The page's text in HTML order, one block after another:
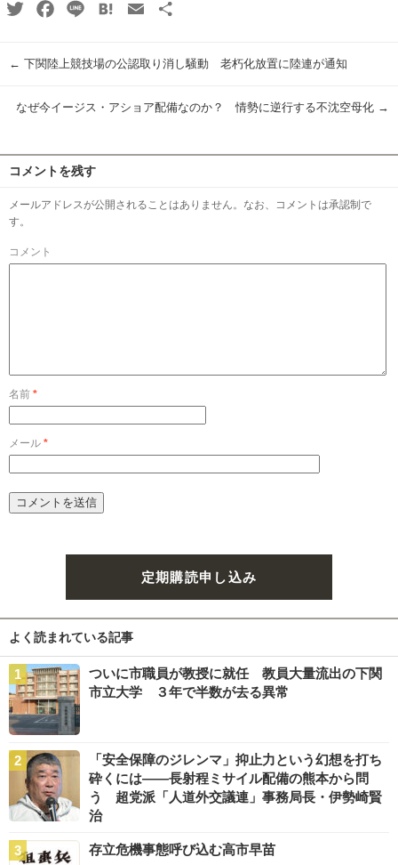
TwitterFacebook
Line HatenaEmail
← 下関陸上競技場の公認取り消し騒動 老朽化放置に陸連が通知
なぜ今イージス・アショア配備なのか？ 情勢に逆行する不沈空母化 →
コメントを残す
メールアドレスが公開されることはありません。なお、コメントは承認制で
す。
コメント
名前 *
メール *
定期購読申し込み
よく読まれている記事
ついに市職員が教授に就任 教員大量流出の下関
市立大学 ３年で半数が去る異常
「安全保障のジレンマ」抑止力という幻想を打ち
砕くには――長射程ミサイル配備の熊本から問
う 超党派「人道外交議連」事務局長・伊勢崎賢
治
存立危機事態呼び込む高市早苗